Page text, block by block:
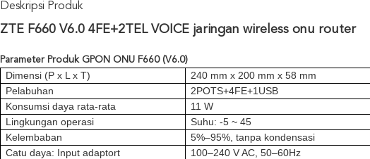
Deskripsi Produk
ZTE F660 V6.0 4FE+2TEL VOICE jaringan wireless onu router
Parameter Produk GPON ONU F660 (V6.0)
Dimensi (P x L x T)
240 mm x 200 mm x 58 mm
Pelabuhan
2POTS+4FE+1USB
Konsumsi daya rata-rata
11 W
Lingkungan operasi
Suhu: -5 ~ 45
Kelembaban
5%–95%, tanpa kondensasi
Catu daya: Input adaptort
100–240 V AC, 50–60Hz